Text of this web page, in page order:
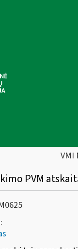
VMI
PVM